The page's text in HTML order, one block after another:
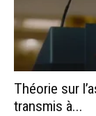
Théorie sur
transmis à...